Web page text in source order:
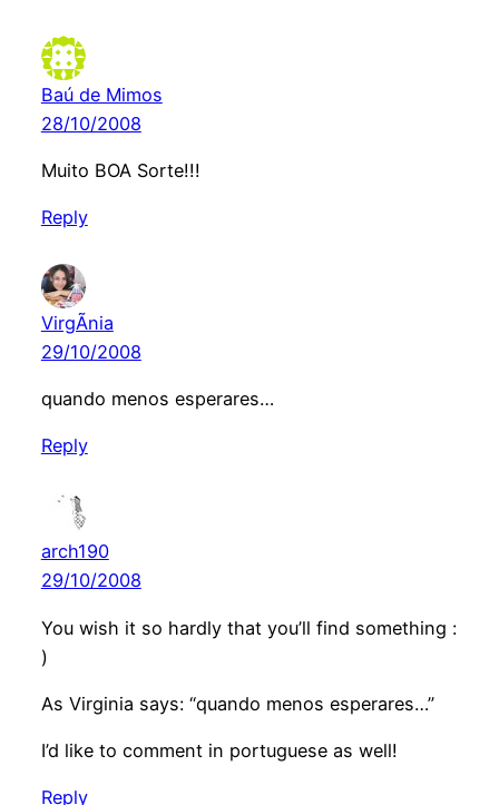
Baú de Mimos
28/10/2008
Muito BOA Sorte!!!
Reply
VirgÃ­nia
29/10/2008
quando menos esperares…
Reply
arch190
29/10/2008
You wish it so hardly that you’ll find something :
)
As Virginia says: “quando menos esperares…”
I’d like to comment in portuguese as well!
Reply